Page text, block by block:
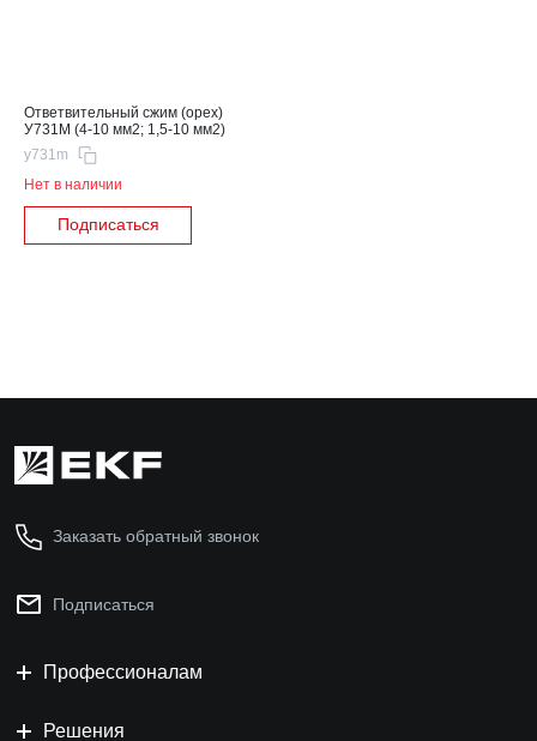
Ответвительный сжим (орех)
У731М (4-10 мм2; 1,5-10 мм2)
y731m
Нет в наличии
Подписаться
Заказать обратный звонок
Подписаться
Профессионалам
Решения